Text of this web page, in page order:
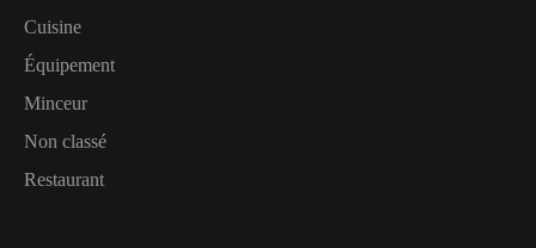
Cuisine
Équipement
Minceur
Non classé
Restaurant